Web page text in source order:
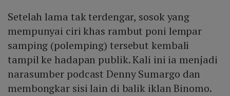
Setelah lama tak terdengar, sosok yang
mempunyai ciri khas rambut poni lempar
samping (polemping) tersebut kembali
tampil ke hadapan publik. Kali ini ia menjadi
narasumber podcast Denny Sumargo dan
membongkar sisi lain di balik iklan Binomo.